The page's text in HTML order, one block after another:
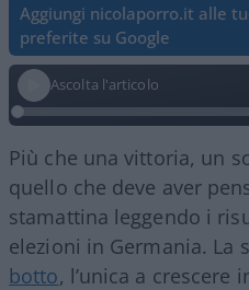
Aggiungi nicolaporro.it alle
preferite su Google
Ascolta l'articolo
Più che una vittoria, un
quello che deve aver
stamattina leggendo i
elezioni in Germania. La
botto, l’unica a crescere